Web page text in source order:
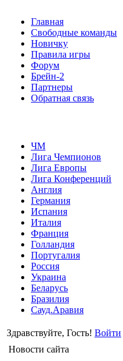
Главная
Свободные команды
Новичку
Правила игры
Форум
Брейн-2
Партнеры
Обратная связь
ЧМ
Лига Чемпионов
Лига Европы
Лига Конференций
Англия
Германия
Испания
Италия
Франция
Голландия
Португалия
Россия
Украина
Беларусь
Бразилия
Сауд.Аравия
Здравствуйте, Гость! Войти
Новости сайта